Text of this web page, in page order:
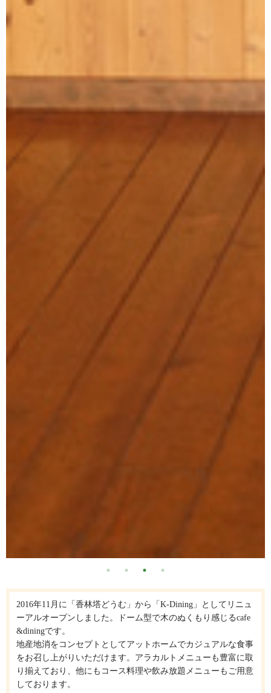
2016年11月に「香林塔どうむ」から「K‐Dining」としてリニュ
ーアルオープンしました。ドーム型で木のぬくもり感じるcafe
&diningです。
地産地消をコンセプトとしてアットホームでカジュアルな食事
をお召し上がりいただけます。アラカルトメニューも豊富に取
り揃えており、他にもコース料理や飲み放題メニューもご用意
しております。